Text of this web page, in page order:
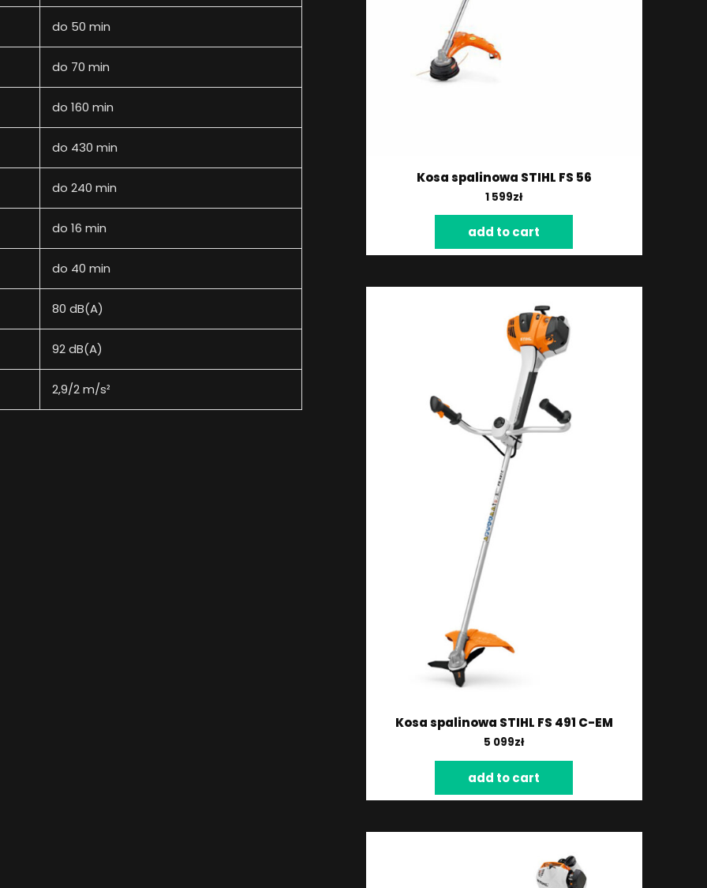
do 50 min
do 70 min
do 160 min
do 430 min
do 240 min
do 16 min
do 40 min
80 dB(A)
92 dB(A)
2,9/2 m/s²
Kosa spalinowa STIHL FS 56
1 599zł
add to cart
Kosa spalinowa STIHL FS 491 C-EM
5 099zł
add to cart